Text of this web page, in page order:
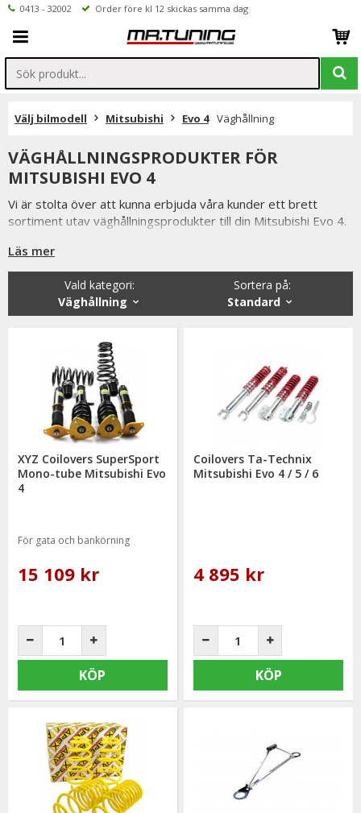
0413 - 32002 Order före kl 12 skickas samma dag
Välj bilmodell Mitsubishi Evo 4 Väghållning
VÄGHÅLLNINGSPRODUKTER FÖR
MITSUBISHI EVO 4
Vi är stolta över att kunna erbjuda våra kunder ett brett
sortiment utav väghållningsprodukter till din Mitsubishi Evo 4.
Så som coilovers, sportchassi, sänkningssatser
Från kända tillverkare så som XYZ, MTS-Technk, Ta-Technik
Läs mer
Sortera på:
Standard
Vald kategori:
Väghållning
XYZ Coilovers SuperSport
Mono-tube Mitsubishi Evo
4
För gata och bankörning
15 109 kr
KÖP
Coilovers Ta-Technix
Mitsubishi Evo 4 / 5 / 6
4 895 kr
KÖP